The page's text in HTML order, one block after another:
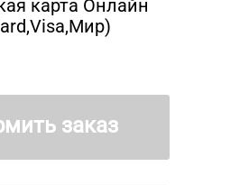
карта Онлайн
заказ